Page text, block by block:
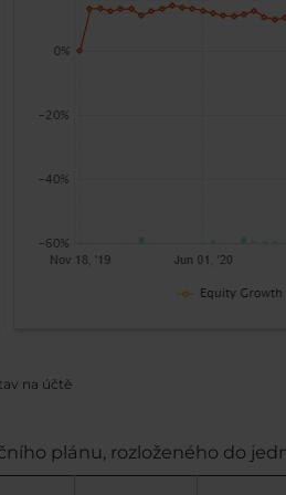
na účtě
plánu, rozloženého do